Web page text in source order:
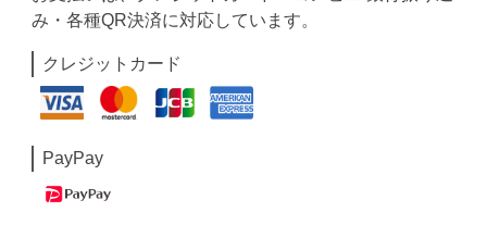
み・各種QR決済に対応しています。
クレジットカード
PayPay